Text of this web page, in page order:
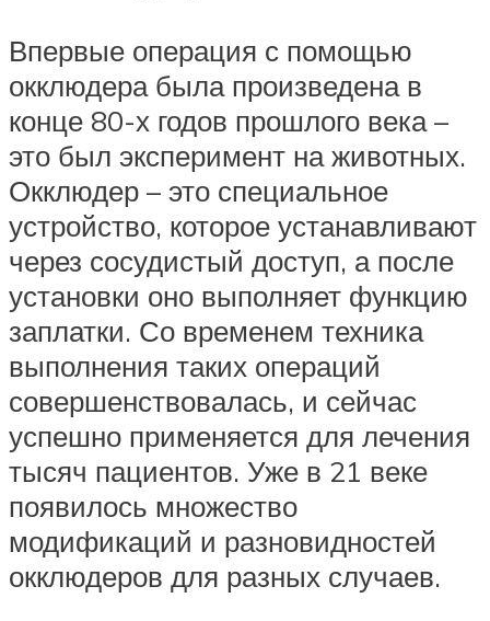
Впервые операция с помощью
окклюдера была произведена в
конце 80-х годов прошлого века –
это был эксперимент на животных.
Окклюдер – это специальное
устройство, которое устанавливают
через сосудистый доступ, а после
установки оно выполняет функцию
заплатки. Со временем техника
выполнения таких операций
совершенствовалась, и сейчас
успешно применяется для лечения
тысяч пациентов. Уже в 21 веке
появилось множество
модификаций и разновидностей
окклюдеров для разных случаев.